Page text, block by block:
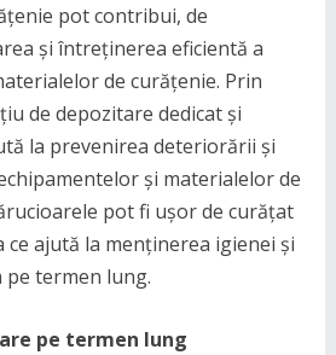
pot contribui, de
și întreținerea eficientă a
de curățenie. Prin
de depozitare dedicat și
la prevenirea deteriorării și
și materialelor de
pot fi ușor de curățat
ce ajută la menținerea igienei și
termen lung.
pe termen lung